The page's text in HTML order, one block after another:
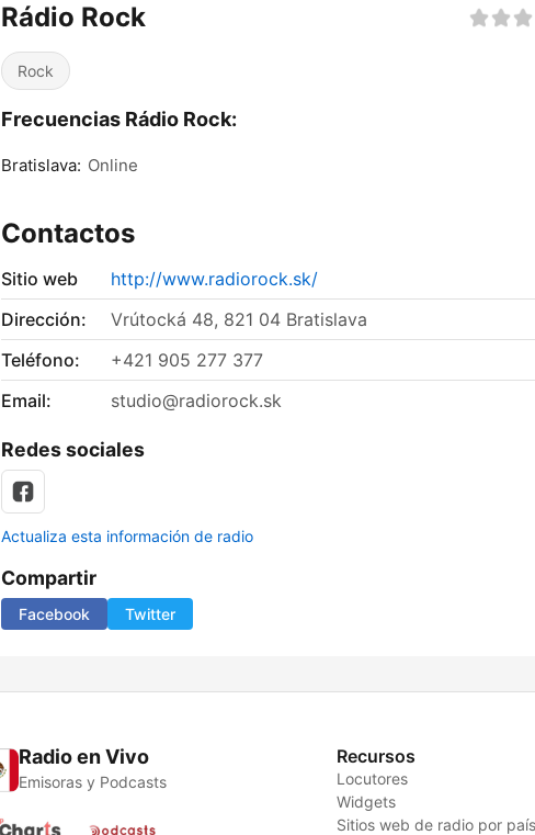
Rádio Rock
Rock
Frecuencias Rádio Rock:
Bratislava: Online
Contactos
Sitio web
http://www.radiorock.sk/
Dirección:
Vrútocká 48, 821 04 Bratislava
Teléfono:
+421 905 277 377
Email:
studio@radiorock.sk
Redes sociales
Actualiza esta información de radio
Compartir
Facebook Twitter
Radio en Vivo
Emisoras y Podcasts
Recursos
Locutores
Widgets
Sitios web de radio por país